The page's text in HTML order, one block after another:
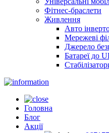
Фітнес-браслети
Живлення
Авто
Мережеві
Джерело
Батареї до
Головна
Блог
Акції